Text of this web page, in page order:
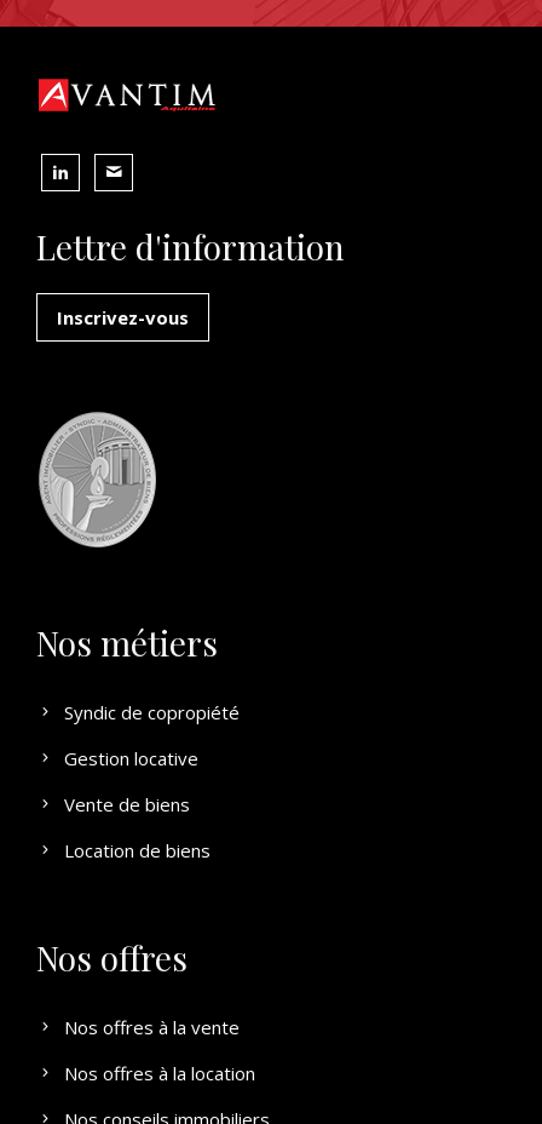
Lettre d'information
Inscrivez-vous
Nos métiers
Syndic de copropiété
Gestion locative
Vente de biens
Location de biens
Nos offres
Nos offres à la vente
Nos offres à la location
Nos conseils immobiliers